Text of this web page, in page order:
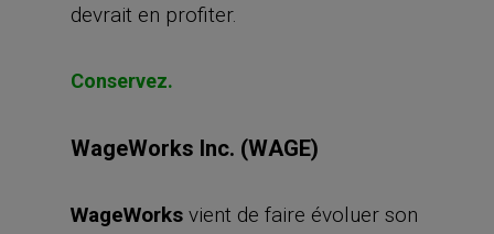
devrait en profiter.
Conservez.
WageWorks Inc. (WAGE)
WageWorks vient de faire évoluer son